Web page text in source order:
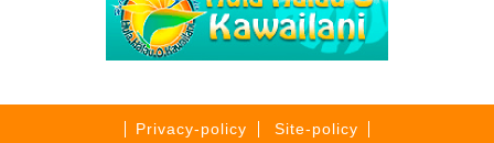
Privacy-policy Site-policy